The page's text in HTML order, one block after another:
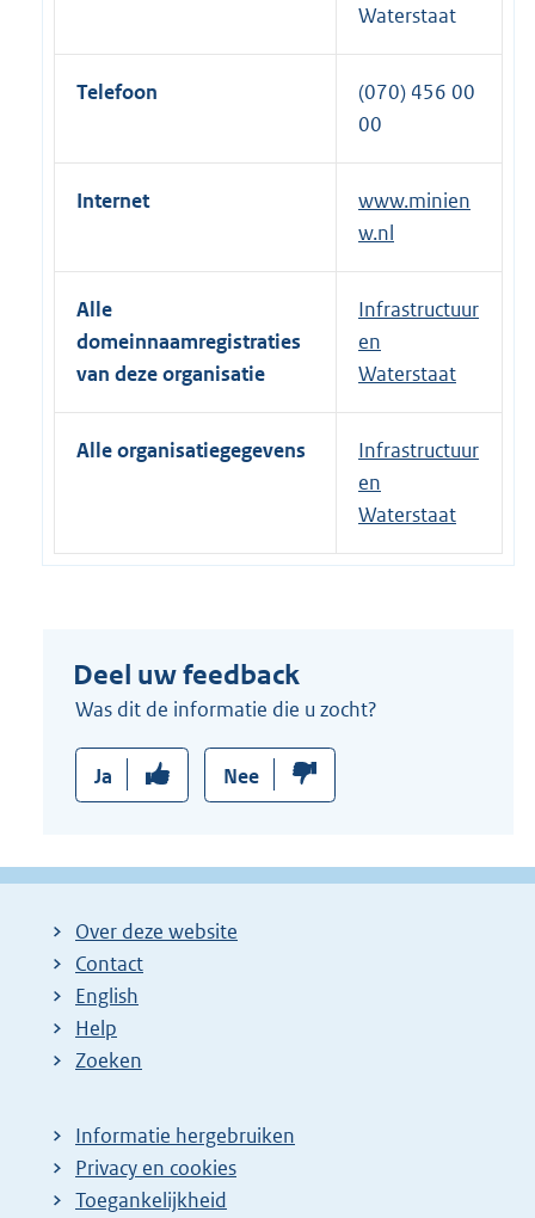
Waterstaat
Telefoon
(070) 456 00
00
Internet
www.minien
w.nl
Alle
domeinnaamregistraties
van deze organisatie
Infrastructuur
en
Waterstaat
Alle organisatiegegevens
Infrastructuur
en
Waterstaat
Deel uw feedback
Was dit de informatie die u zocht?
Ja Nee
Over deze website
Contact
English
Help
Zoeken
Informatie hergebruiken
Privacy en cookies
Toegankelijkheid